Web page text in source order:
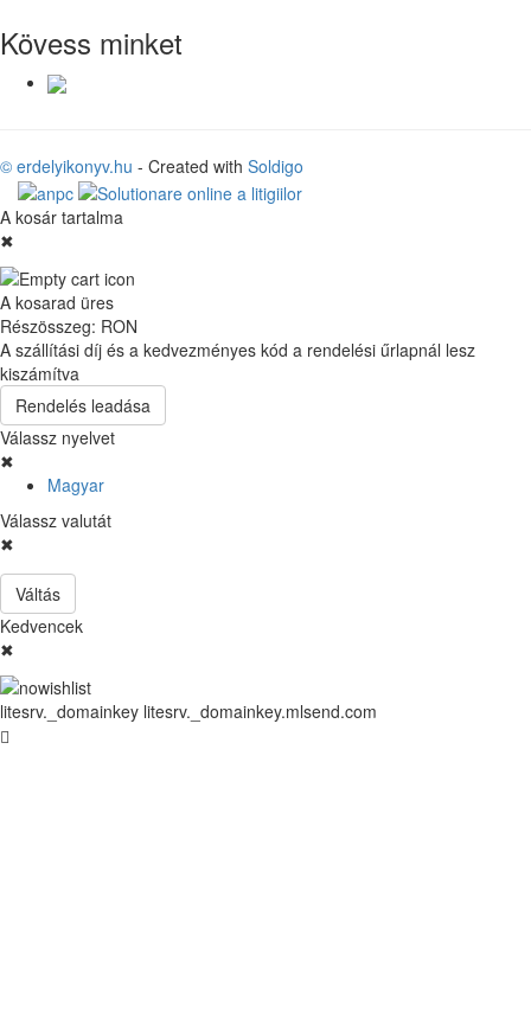
Kövess minket
© erdelyikonyv.hu - Created with Soldigo
A kosár tartalma
✖
A kosarad üres
Részösszeg: RON
A szállítási díj és a kedvezményes kód a rendelési űrlapnál lesz
kiszámítva
Rendelés leadása
Válassz nyelvet
✖
Magyar
Válassz valutát
✖
Váltás
Kedvencek
✖
litesrv._domainkey litesrv._domainkey.mlsend.com